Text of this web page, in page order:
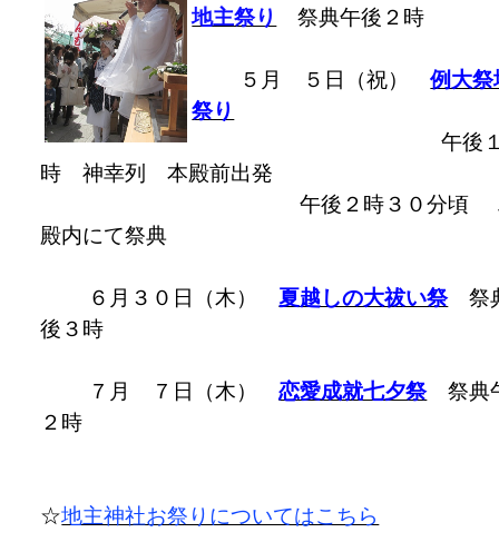
地主祭り
祭典午後２時
５月 ５日（祝）例大祭
祭り
午後
時 神幸列 本殿前出発
午後２時３０分頃 ご
殿内にて祭典
６月３０日（木） 夏越しの大祓い祭祭
後３時
７月 ７日（木）恋愛成就七夕祭祭典
２時
☆地主神社お祭りについてはこちら